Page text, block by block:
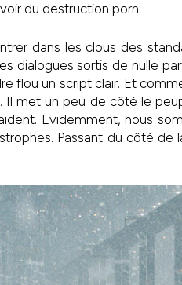
du destruction porn.
dans les clous des
dialogues sortis de nulle
flou un script clair. Et
Il met un peu de côté le
Evidemment, nous
Passant du côté de